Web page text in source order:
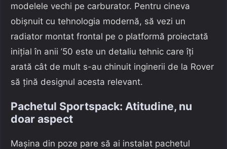
modelele vechi pe carburator. Pentru cineva
obișnuit cu tehnologia modernă, să vezi un
radiator montat frontal pe o platformă proiectată
inițial în anii ’50 este un detaliu tehnic care îți
arată cât de mult s-au chinuit inginerii de la Rover
să țină designul acesta relevant.
Pachetul Sportspack: Atitudine, nu
doar aspect
Mașina din poze pare să ai instalat pachetul